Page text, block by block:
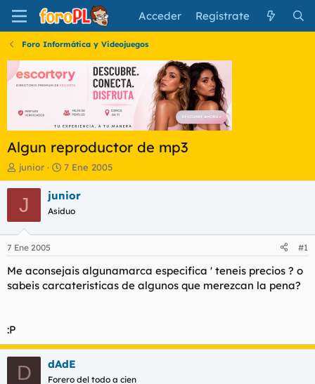
Acceder Regístrate
Foro Informática y Videojuegos
Algun reproductor de mp3
I
n
i
a
d
o
r
d
e
m
a
junior
F
e
c
a
i
n
c
7 Ene 2005
J junior
Asiduo
7 Ene 2005 #1
Me aconsejais algunamarca especifica ' teneis precios ? o
sabeis carcateristicas de algunos que merezcan la pena?
:P
D dAdE
Forero del todo a cien